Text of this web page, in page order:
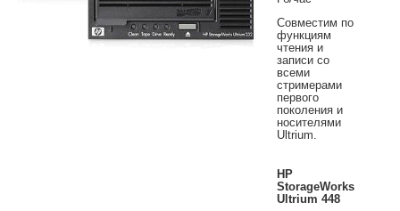
Cовместим по
функциям
чтения и
записи со
всеми
стримерами
первого
поколения и
носителями
Ultrium.
HP
StorageWorks
Ultrium 448